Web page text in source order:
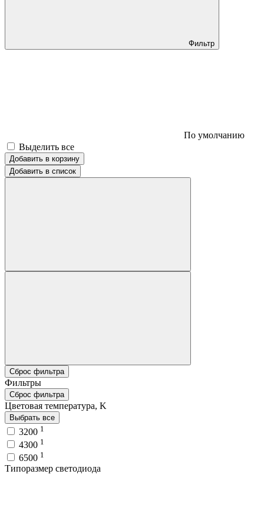
Фильтр
По умолчанию
Выделить все
Добавить в корзину
Добавить в список
Сброс фильтра
Фильтры
Сброс фильтра
Цветовая температура, K
Выбрать все
3200 1
4300 1
6500 1
Типоразмер светодиода